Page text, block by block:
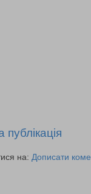
публікація
на: Дописати